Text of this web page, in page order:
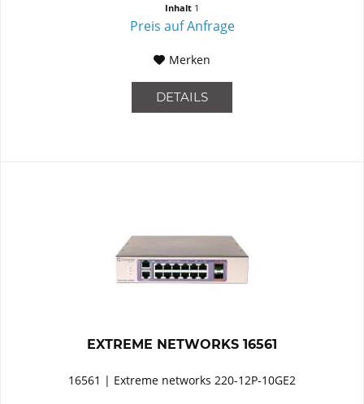
Inhalt 1
Preis auf Anfrage
Merken
DETAILS
EXTREME NETWORKS 16561
16561 | Extreme networks 220-12P-10GE2